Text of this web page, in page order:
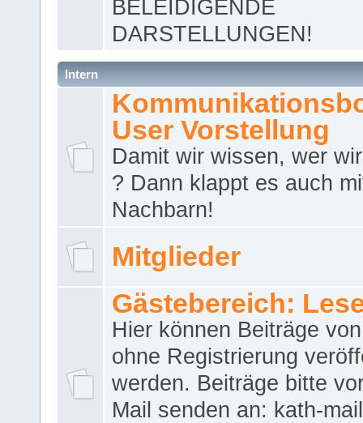
BELEIDIGENDE
DARSTELLUNGEN!
Intern
User Vorstellung
Damit wir wissen, wer
? Dann klappt es auch
Nachbarn!
Mitglieder
Gästebereich:
Hier können Beiträge
ohne Registrierung
werden. Beiträge bitte
Mail senden an: kath-